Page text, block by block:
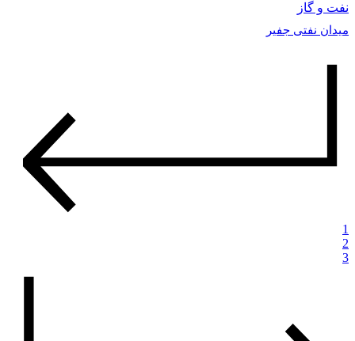
نفت و گاز
میدان نفتی جفیر
1
2
3